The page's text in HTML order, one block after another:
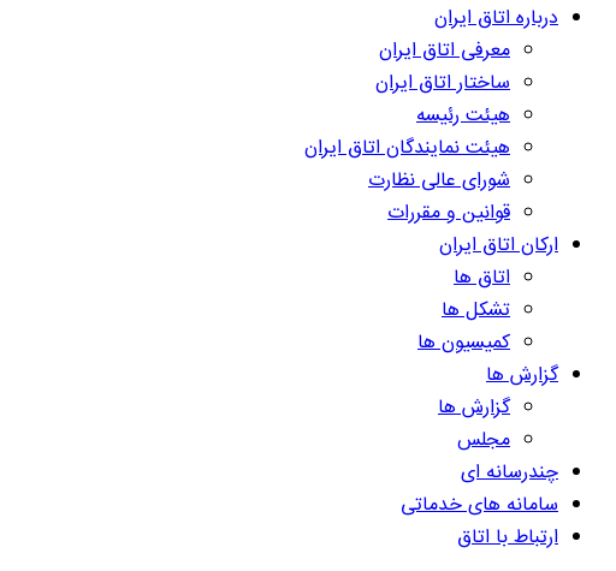
درباره اتاق ایران
معرفی اتاق ایران
ساختار اتاق ایران
هیئت رئیسه
هیئت نمایندگان اتاق ایران
شورای عالی نظارت
قوانین و مقررات
ارکان اتاق ایران
اتاق ها
تشکل ها
کمیسیون ها
گزارش ها
گزارش ها
مجلس
چندرسانه ای
سامانه های خدماتی
ارتباط با اتاق